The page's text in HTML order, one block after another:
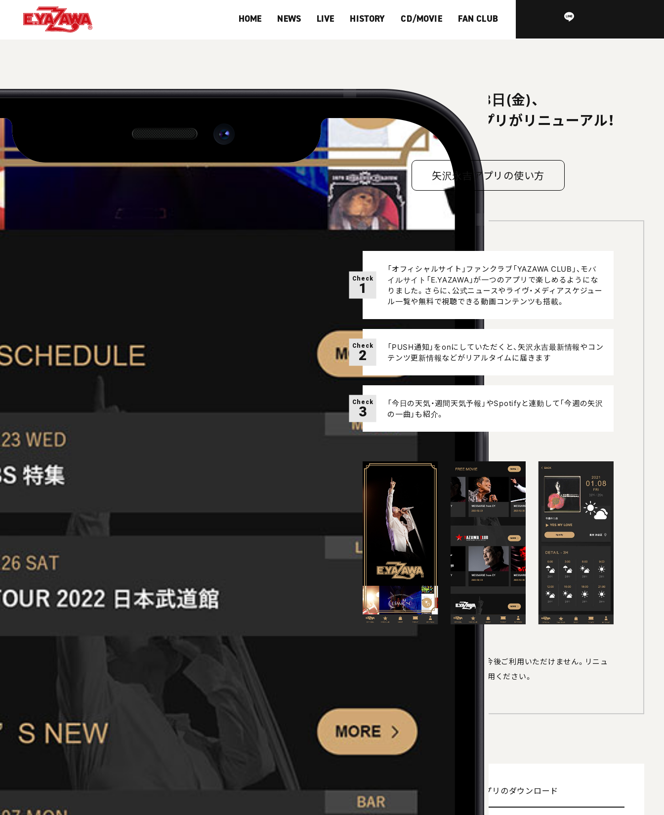
HOME NEWS LIVE HISTORY CD/MOVIE FAN CLUB
2022年7月8日(金)、
矢沢永吉アプリがリニューアル！
矢沢永吉アプリの使い方
Check
1
「オフィシャルサイト」ファンクラブ「YAZAWA CLUB」、モバ
イルサイト「E.YAZAWA」が一つのアプリで楽しめるようにな
りました。さらに、公式ニュースやライヴ・メディアスケジュー
ル一覧や無料で視聴できる動画コンテンツも搭載。
Check
2
「PUSH通知」をonにしていただくと、矢沢永吉最新情報やコン
テンツ更新情報などがリアルタイムに届きます
Check
3
「今日の天気・週間天気予報」やSpotifyと連動して「今週の矢沢
の一曲」も紹介。
※既存の「YAZAWA CLUBアプリ」は今後ご利用いただけません。リニュ
ーアルした「矢沢永吉アプリ」をご利用ください。
使い方 1 アプリのダウンロード